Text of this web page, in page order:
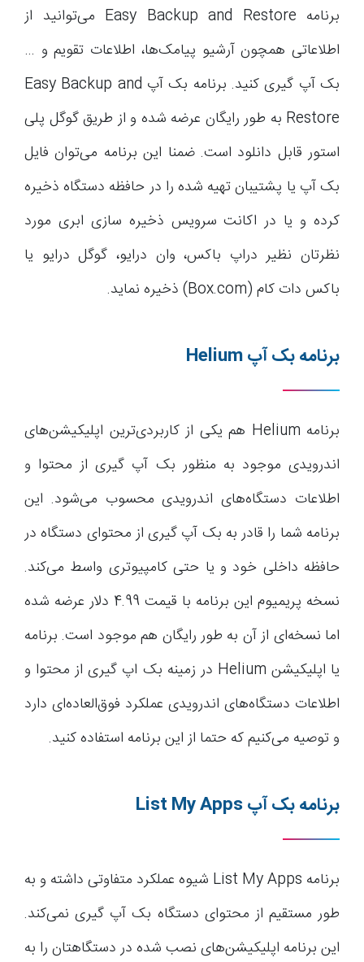
برنامه Easy Backup and Restore می‌توانید از
اطلاعاتی همچون آرشیو پیامک‌ها، اطلاعات تقویم و …
بک آپ گیری کنید. برنامه بک آپ Easy Backup and
Restore به طور رایگان عرضه شده و از طریق گوگل پلی
استور قابل دانلود است. ضمنا این برنامه می‌توان فایل
بک آپ یا پشتیبان تهیه شده را در حافظه دستگاه ذخیره
کرده و یا در اکانت سرویس ذخیره سازی ابری مورد
نظرتان نظیر دراپ باکس، وان درایو، گوگل درایو یا
باکس دات کام (Box.com) ذخیره نماید.
برنامه بک آپHelium
برنامه Helium هم یکی از کاربردی‌ترین اپلیکیشن‌های
اندرویدی موجود به منظور بک آپ گیری از محتوا و
اطلاعات دستگاه‌های اندرویدی محسوب می‌شود. این
برنامه شما را قادر به بک آپ گیری از محتوای دستگاه در
حافظه داخلی خود و یا حتی کامپیوتری واسط می‌کند.
نسخه پریمیوم این برنامه با قیمت 4.99 دلار عرضه شده
اما نسخه‌ای از آن به طور رایگان هم موجود است. برنامه
یا اپلیکیشن Helium در زمینه بک اپ گیری از محتوا و
اطلاعات دستگاه‌های اندرویدی عملکرد فوق‌العاده‌ای دارد
و توصیه می‌کنیم که حتما از این برنامه استفاده کنید.
برنامه بک آپList My Apps
برنامه List My Apps شیوه عملکرد متفاوتی داشته و به
طور مستقیم از محتوای دستگاه بک آپ گیری نمی‌کند.
این برنامه اپلیکیشن‌های نصب شده در دستگاهتان را به